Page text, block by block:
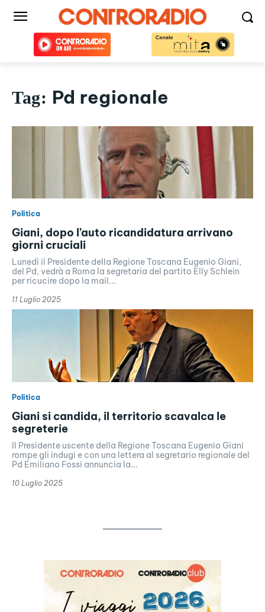
Tag: Pd regionale
Politica
Giani, dopo l’auto ricandidatura arrivano
giorni cruciali
Lunedì il Presidente della Regione Toscana Eugenio Giani,
del Pd, vedrà a Roma la segretaria del partito Elly Schlein
per ricucire dopo la mail...
11 Luglio 2025
Politica
Giani si candida, il territorio scavalca le
segreterie
Il Presidente uscente della Regione Toscana Eugenio Giani
rompe gli indugi e con una lettera al segretario regionale del
Pd Emiliano Fossi annuncia la...
10 Luglio 2025